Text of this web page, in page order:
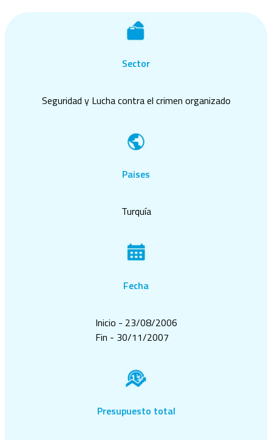
Sector
Seguridad y Lucha contra el crimen organizado
Paises
Turquía
Fecha
Inicio - 23/08/2006
Fin - 30/11/2007
Presupuesto total